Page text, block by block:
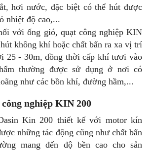
hơi nước, đặc biệt có thể hút được
nhiệt độ cao,...
với ống gió, quạt công nghiệp KIN
không khí hoặc chất bẩn ra xa vị trí
25 - 30m, đồng thời cấp khí tươi vào
thường được sử dụng ở nơi có
như các bồn khí, đường hầm,...
nghiệp KIN 200
Kin 200 thiết kế với motor kín
những tác động cũng như chất bẩn
mang đến độ bền cao cho sản